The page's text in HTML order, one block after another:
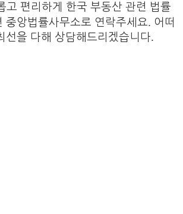
고 편리하게 한국 부동산 관련 법률
중앙법률사무소로 연락주세요
어떠
선을 다해 상담해드리겠습니다.